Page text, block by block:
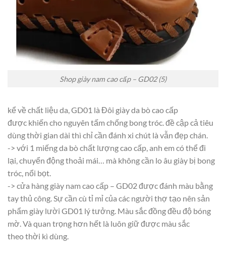
Shop giày nam cao cấp – GD02 (5)
kể về chất liệu da, GD01 là Đôi giày da bò cao cấp
được khiến cho nguyên tấm chống bong tróc.đề cậpcả tiêu
dùngthời gian dài thì chỉ cần đánh xi chút là vẫn đẹp chán.
-> với 1 miếng da bò chất lượng cao cấp, anh em cóthể đi
lại,chuyển độngthoải mái… mà khôngcần lo âu giày bị bong
tróc, nổi bọt.
-> cửa hàng giày nam cao cấp – GD02 được đánh màu bằng
taythủ công. Sựcần cù tỉ mỉcủa các người thợ tạo nên sản
phẩm giày lười GD01 lý tưởng. Màu sắc đồng đều độ bóng
mờ. Và quan trọng hơn hết là luôn giữ được màu sắc
theothời kì dùng.